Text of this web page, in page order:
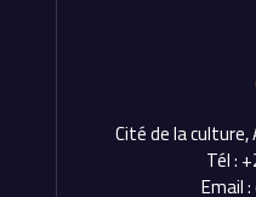
Cité de la
Tél :
Email